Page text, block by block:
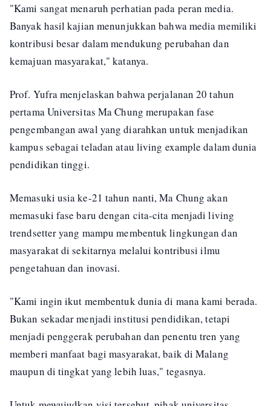
"Kami sangat menaruh perhatian pada peran media.
Banyak hasil kajian menunjukkan bahwa media memiliki
kontribusi besar dalam mendukung perubahan dan
kemajuan masyarakat," katanya.
Prof. Yufra menjelaskan bahwa perjalanan 20 tahun
pertama Universitas Ma Chung merupakan fase
pengembangan awal yang diarahkan untuk menjadikan
kampus sebagai teladan atau living example dalam dunia
pendidikan tinggi.
Memasuki usia ke-21 tahun nanti, Ma Chung akan
memasuki fase baru dengan cita-cita menjadi living
trendsetter yang mampu membentuk lingkungan dan
masyarakat di sekitarnya melalui kontribusi ilmu
pengetahuan dan inovasi.
"Kami ingin ikut membentuk dunia di mana kami berada.
Bukan sekadar menjadi institusi pendidikan, tetapi
menjadi penggerak perubahan dan penentu tren yang
memberi manfaat bagi masyarakat, baik di Malang
maupun di tingkat yang lebih luas," tegasnya.